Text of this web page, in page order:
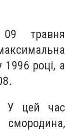
травня
1996 році, а
У цей час